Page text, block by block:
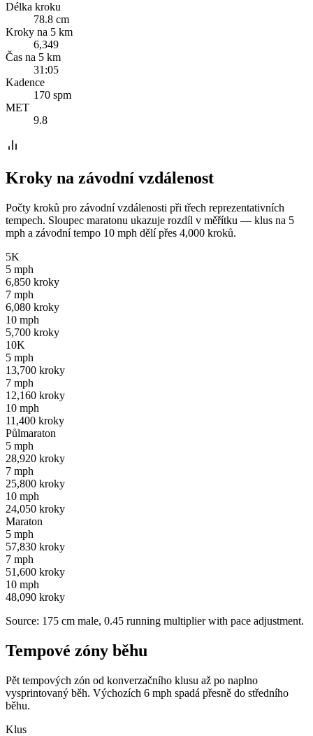
Délka kroku
78.8 cm
Kroky na 5 km
6,349
Čas na 5 km
31:05
Kadence
170 spm
MET
9.8
Kroky na závodní vzdálenost
Počty kroků pro závodní vzdálenosti při třech reprezentativních
tempech. Sloupec maratonu ukazuje rozdíl v měřítku — klus na 5
mph a závodní tempo 10 mph dělí přes 4,000 kroků.
5K
5 mph
6,850 kroky
7 mph
6,080 kroky
10 mph
5,700 kroky
10K
5 mph
13,700 kroky
7 mph
12,160 kroky
10 mph
11,400 kroky
Půlmaraton
5 mph
28,920 kroky
7 mph
25,800 kroky
10 mph
24,050 kroky
Maraton
5 mph
57,830 kroky
7 mph
51,600 kroky
10 mph
48,090 kroky
Source: 175 cm male, 0.45 running multiplier with pace adjustment.
Tempové zóny běhu
Pět tempových zón od konverzačního klusu až po naplno
vysprintovaný běh. Výchozích 6 mph spadá přesně do středního
běhu.
Klus